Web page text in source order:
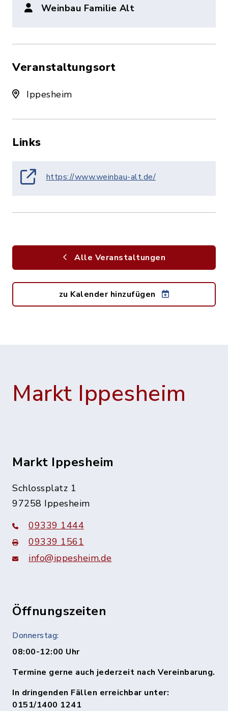
Weinbau Familie Alt
Veranstaltungsort
Ippesheim
Links
https://www.weinbau-alt.de/
Alle Veranstaltungen
zu Kalender hinzufügen
Markt Ippesheim
Markt Ippesheim
Schlossplatz 1
97258 Ippesheim
09339 1444
09339 1561
info@ippesheim.de
Öffnungszeiten
Donnerstag:
08:00-12:00 Uhr
Termine gerne auch jederzeit nach Vereinbarung.
In dringenden Fällen erreichbar unter:
0151/1400 1241